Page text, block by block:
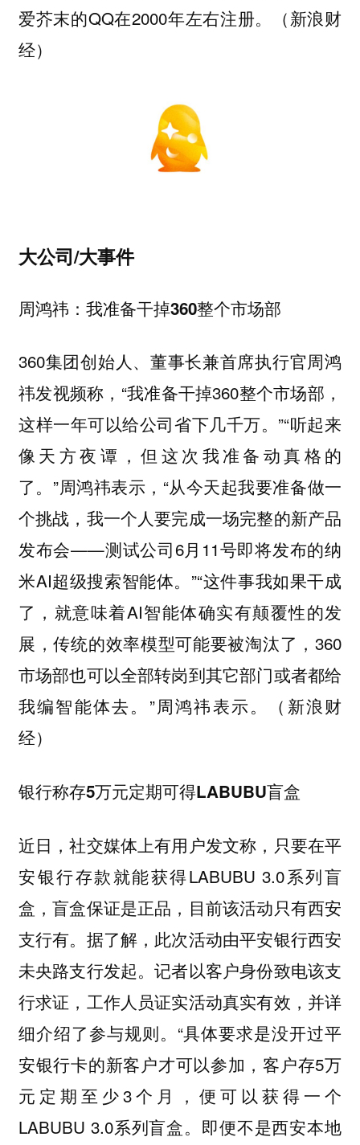
爱芥末的QQ在2000年左右注册。（新浪财
经）
大公司/大事件
周鸿祎：我准备干掉360整个市场部
360集团创始人、董事长兼首席执行官周鸿
祎发视频称，“我准备干掉360整个市场部，
这样一年可以给公司省下几千万。”“听起来
像天方夜谭，但这次我准备动真格的
了。”周鸿祎表示，“从今天起我要准备做一
个挑战，我一个人要完成一场完整的新产品
发布会——测试公司6月11号即将发布的纳
米AI超级搜索智能体。”“这件事我如果干成
了，就意味着AI智能体确实有颠覆性的发
展，传统的效率模型可能要被淘汰了，360
市场部也可以全部转岗到其它部门或者都给
我编智能体去。”周鸿祎表示。（新浪财
经）
银行称存5万元定期可得LABUBU盲盒
近日，社交媒体上有用户发文称，只要在平
安银行存款就能获得LABUBU 3.0系列盲
盒，盲盒保证是正品，目前该活动只有西安
支行有。据了解，此次活动由平安银行西安
未央路支行发起。记者以客户身份致电该支
行求证，工作人员证实活动真实有效，并详
细介绍了参与规则。“具体要求是没开过平
安银行卡的新客户才可以参加，客户存5万
元定期至少3个月，便可以获得一个
LABUBU 3.0系列盲盒。即便不是西安本地